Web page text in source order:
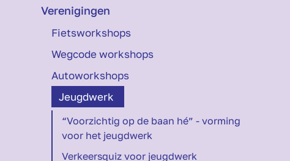
Verenigingen
Fietsworkshops
Wegcode workshops
Autoworkshops
Jeugdwerk
“Voorzichtig op de baan hé” - vorming
voor het jeugdwerk
Verkeersquiz voor jeugdwerk